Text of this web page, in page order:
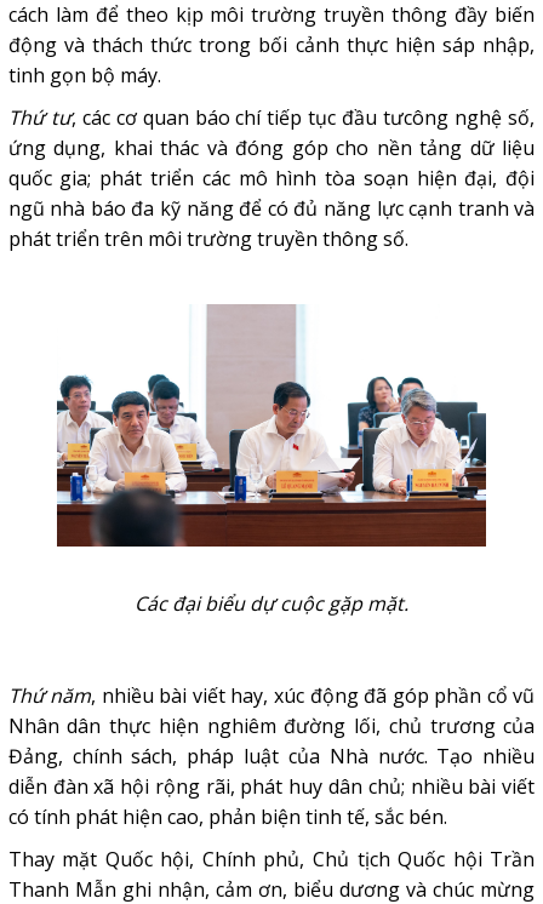
cách làm để theo kịp môi trường truyền thông đầy biến
động và thách thức trong bối cảnh thực hiện sáp nhập,
tinh gọn bộ máy.
Thứ tư, các cơ quan báo chí tiếp tục đầu tưcông nghệ số,
ứng dụng, khai thác và đóng góp cho nền tảng dữ liệu
quốc gia; phát triển các mô hình tòa soạn hiện đại, đội
ngũ nhà báo đa kỹ năng để có đủ năng lực cạnh tranh và
phát triển trên môi trường truyền thông số.
Các đại biểu dự cuộc gặp mặt.
Thứ năm, nhiều bài viết hay, xúc động đã góp phần cổ vũ
Nhân dân thực hiện nghiêm đường lối, chủ trương của
Đảng, chính sách, pháp luật của Nhà nước. Tạo nhiều
diễn đàn xã hội rộng rãi, phát huy dân chủ; nhiều bài viết
có tính phát hiện cao, phản biện tinh tế, sắc bén.
Thay mặt Quốc hội, Chính phủ, Chủ tịch Quốc hội Trần
Thanh Mẫn ghi nhận, cảm ơn, biểu dương và chúc mừng